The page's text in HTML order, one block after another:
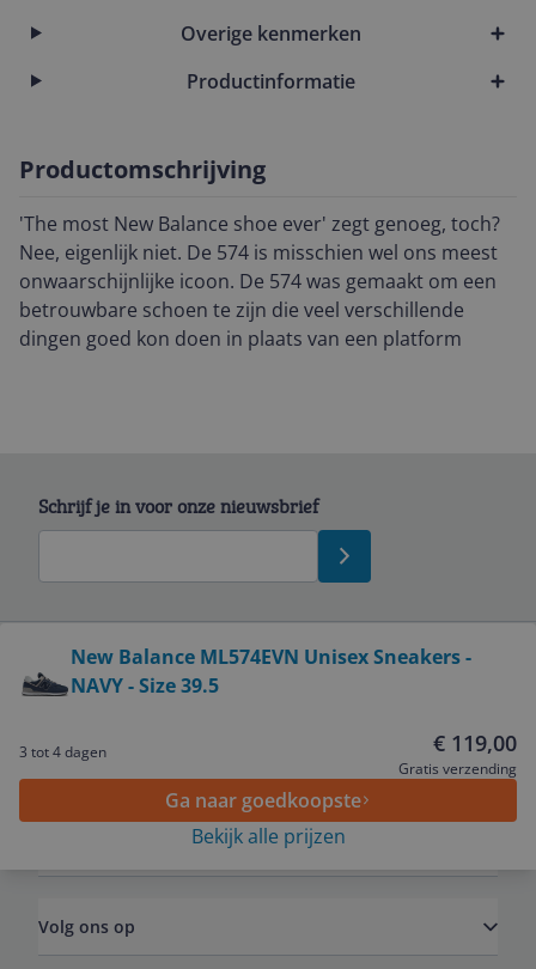
Overige kenmerken
Productinformatie
Productomschrijving
'The most New Balance shoe ever' zegt genoeg, toch?
Nee, eigenlijk niet. De 574 is misschien wel ons meest
onwaarschijnlijke icoon. De 574 was gemaakt om een
betrouwbare schoen te zijn die veel verschillende
dingen goed kon doen in plaats van een platform
New Balance ML574EVN Unisex Sneakers -
NAVY - Size 39.5
3 tot 4 dagen € 119,00
Gratis verzending
Ga naar goedkoopste
Bekijk alle prijzen
Schrijf je in voor onze nieuwsbrief
Service
Algemeen
Volg ons op